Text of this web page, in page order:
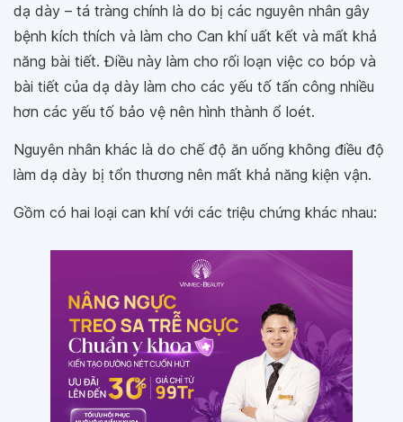
dạ dày – tá tràng chính là do bị các nguyên nhân gây
bệnh kích thích và làm cho Can khí uất kết và mất khả
năng bài tiết. Điều này làm cho rối loạn việc co bóp và
bài tiết của dạ dày làm cho các yếu tố tấn công nhiều
hơn các yếu tố bảo vệ nên hình thành ổ loét.
Nguyên nhân khác là do chế độ ăn uống không điều độ
làm dạ dày bị tổn thương nên mất khả năng kiện vận.
Gồm có hai loại can khí với các triệu chứng khác nhau: